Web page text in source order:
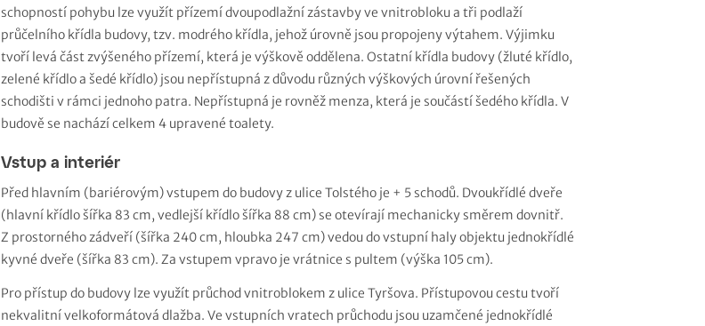
schopností pohybu lze využít přízemí dvoupodlažní zástavby ve vnitrobloku a tři podlaží
průčelního křídla budovy, tzv. modrého křídla, jehož úrovně jsou propojeny výtahem. Výjimku
tvoří levá část zvýšeného přízemí, která je výškově oddělena. Ostatní křídla budovy (žluté křídlo,
zelené křídlo a šedé křídlo) jsou nepřístupná z důvodu různých výškových úrovní řešených
schodišti v rámci jednoho patra. Nepřístupná je rovněž menza, která je součástí šedého křídla. V
budově se nachází celkem 4 upravené toalety.
Vstup a interiér
Před hlavním (bariérovým) vstupem do budovy z ulice Tolstého je + 5 schodů. Dvoukřídlé dveře
(hlavní křídlo šířka 83 cm, vedlejší křídlo šířka 88 cm) se otevírají mechanicky směrem dovnitř.
Z prostorného zádveří (šířka 240 cm, hloubka 247 cm) vedou do vstupní haly objektu jednokřídlé
kyvné dveře (šířka 83 cm). Za vstupem vpravo je vrátnice s pultem (výška 105 cm).
Pro přístup do budovy lze využít průchod vnitroblokem z ulice Tyršova. Přístupovou cestu tvoří
nekvalitní velkoformátová dlažba. Ve vstupních vratech průchodu jsou uzamčené jednokřídlé